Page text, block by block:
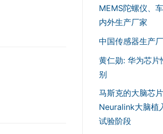
MEMS陀螺仪、
内外生产厂家
中国传感器生产
黄仁勋: 华为芯
别
马斯克的大脑芯
Neuralink大脑植
试验阶段